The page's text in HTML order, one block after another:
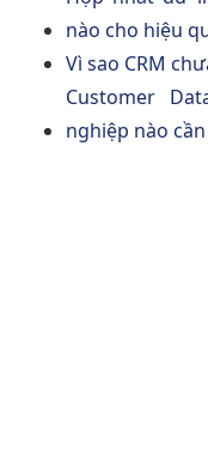
nào cho hiệu
Vì sao CRM
Customer
nghiệp nào cần